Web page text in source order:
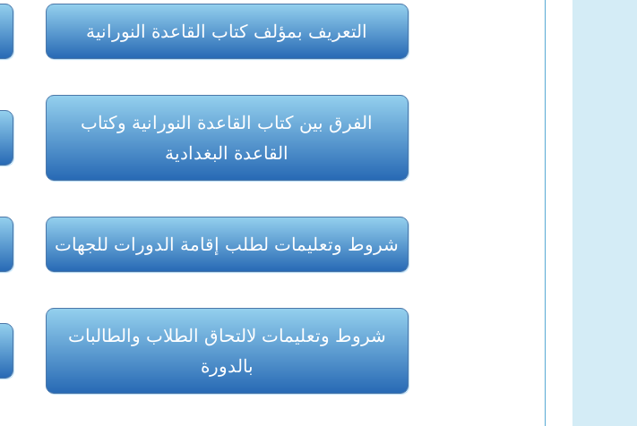
التعريف بمؤلف كتاب القاعدة النورانية
الفرق بين كتاب القاعدة النورانية وكتاب
القاعدة البغدادية
شروط وتعليمات لطلب إقامة الدورات للجهات
شروط وتعليمات لالتحاق الطلاب والطالبات
بالدورة